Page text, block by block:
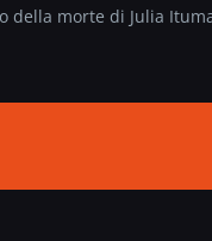
della morte di Julia